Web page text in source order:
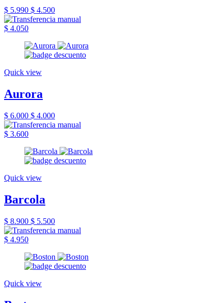
$ 5.990 $ 4.500
$ 4.050
Quick view
Aurora
$ 6.000 $ 4.000
$ 3.600
Quick view
Barcola
$ 8.900 $ 5.500
$ 4.950
Quick view